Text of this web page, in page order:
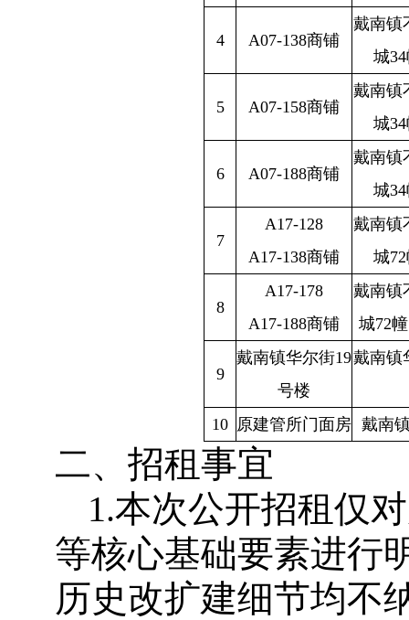
4 A07-138商铺
戴南镇
城
5 A07-158商铺
戴南镇
城
6 A07-188商铺
戴南镇
城
7
A17-128
A17-138商铺
戴南镇
城
8
A17-178
A17-188商铺
戴南镇
城72
9
戴南镇华尔街19
号楼
戴南镇
10 原建管所门面房 戴南
二、招租事宜
1.本次公开招租仅
等核心基础要素进行
历史改扩建细节均不